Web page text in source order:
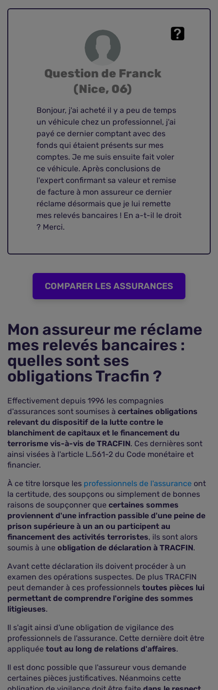
Question de Franck
(Nice, 06)
Bonjour, j'ai acheté il y a peu de temps
un véhicule chez un professionnel, j'ai
payé ce dernier comptant avec des
fonds qui étaient présents sur mes
comptes. Je me suis ensuite fait voler
ce véhicule. Après conclusions de
l'expert confirmant sa valeur et remise
de facture à mon assureur ce dernier
réclame désormais que je lui remette
mes relevés bancaires ! En a-t-il le droit
? Merci.
COMPARER LES ASSURANCES
Mon assureur me réclame
mes relevés bancaires :
quelles sont ses
obligations Tracfin ?
Effectivement depuis 1996 les compagnies
d'assurances sont soumises à certaines obligations
relevant du dispositif de la lutte contre le
blanchiment de capitaux et le financement du
terrorisme vis-à-vis de TRACFIN. Ces dernières sont
ainsi visées à l'article L.561-2 du Code monétaire et
financier.
À ce titre lorsque les professionnels de l'assurance ont
la certitude, des soupçons ou simplement de bonnes
raisons de soupçonner que certaines sommes
proviennent d'une infraction passible d'une peine de
prison supérieure à un an ou participent au
financement des activités terroristes, ils sont alors
soumis à une obligation de déclaration à TRACFIN.
Avant cette déclaration ils doivent procéder à un
examen des opérations suspectes. De plus TRACFIN
peut demander à ces professionnels toutes pièces lui
permettant de comprendre l'origine des sommes
litigieuses.
Il s'agit ainsi d'une obligation de vigilance des
professionnels de l'assurance. Cette dernière doit être
appliquée tout au long de relations d'affaires.
Il est donc possible que l'assureur vous demande
certaines pièces justificatives. Néanmoins cette